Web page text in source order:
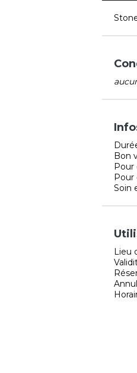
Bon
Pour
Pour
Soin
Lieu